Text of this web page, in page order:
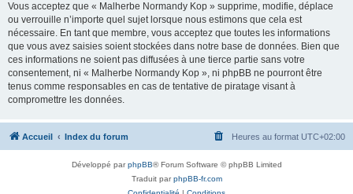
Vous acceptez que « Malherbe Normandy Kop » supprime, modifie, déplace
ou verrouille n’importe quel sujet lorsque nous estimons que cela est
nécessaire. En tant que membre, vous acceptez que toutes les informations
que vous avez saisies soient stockées dans notre base de données. Bien que
ces informations ne soient pas diffusées à une tierce partie sans votre
consentement, ni « Malherbe Normandy Kop », ni phpBB ne pourront être
tenus comme responsables en cas de tentative de piratage visant à
compromettre les données.
Accueil Index du forum Heures au format UTC+02:00
Développé parphpBB® Forum Software © phpBB Limited
Traduit parphpBB-fr.com